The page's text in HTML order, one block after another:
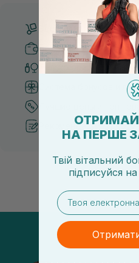
Бесплатная доставка
Безопасные способы
Только оригинальная
Система бонусов и
Рекомендации от
НА ПЕРШЕ
Твій вітальний
підписуйся на
email